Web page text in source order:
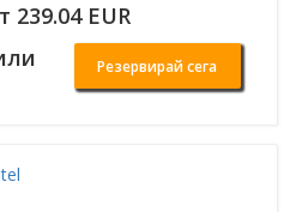
239.04 EUR
Резервирай сега